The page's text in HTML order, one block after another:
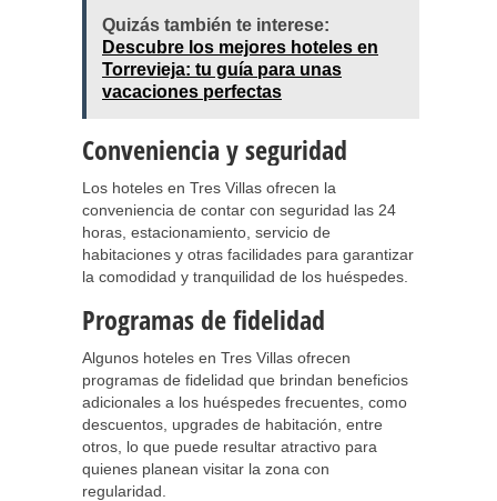
Quizás también te interese:
Descubre los mejores hoteles en
Torrevieja: tu guía para unas
vacaciones perfectas
Conveniencia y seguridad
Los hoteles en Tres Villas ofrecen la
conveniencia de contar con seguridad las 24
horas, estacionamiento, servicio de
habitaciones y otras facilidades para garantizar
la comodidad y tranquilidad de los huéspedes.
Programas de fidelidad
Algunos hoteles en Tres Villas ofrecen
programas de fidelidad que brindan beneficios
adicionales a los huéspedes frecuentes, como
descuentos, upgrades de habitación, entre
otros, lo que puede resultar atractivo para
quienes planean visitar la zona con
regularidad.